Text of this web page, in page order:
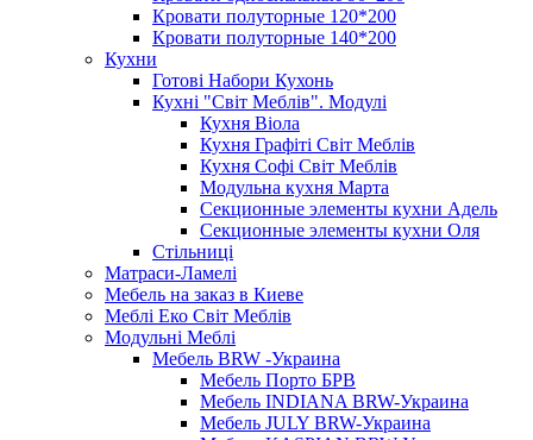
Кровати полуторные 120*200
Кровати полуторные 140*200
Кухни
Готові Набори Кухонь
Кухні "Світ Меблів". Модулі
Кухня Віола
Кухня Графіті Світ Меблів
Кухня Софі Світ Меблів
Модульна кухня Марта
Секционные элементы кухни Адель
Секционные элементы кухни Оля
Стільниці
Матраси-Ламелі
Мебель на заказ в Киеве
Меблі Еко Світ Меблів
Модульні Меблі
Мебель BRW -Украина
Мебель Порто БРВ
Мебель INDIANA BRW-Украина
Мебель JULY BRW-Украина